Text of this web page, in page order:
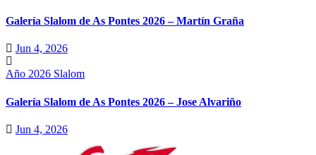
Galería Slalom de As Pontes 2026 – Martín Graña
Jun 4, 2026
Año 2026 Slalom
Galería Slalom de As Pontes 2026 – Jose Alvariño
Jun 4, 2026